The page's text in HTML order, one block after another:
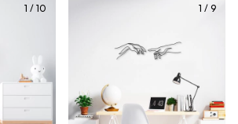
1 / 10 1 / 9